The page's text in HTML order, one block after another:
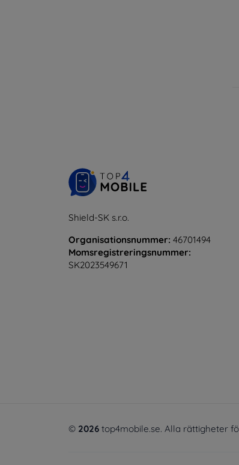
Shield-SK s.r.o.
Organisationsnummer: 46701494
Momsregistreringsnummer:
SK2023549671
© 2026 top4mobile.se. Alla rättigheter